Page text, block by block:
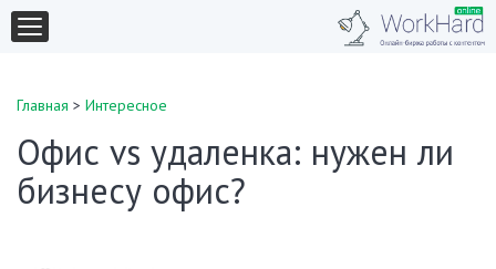
Главная > Интересное
Офис vs удаленка: нужен ли
бизнесу офис?